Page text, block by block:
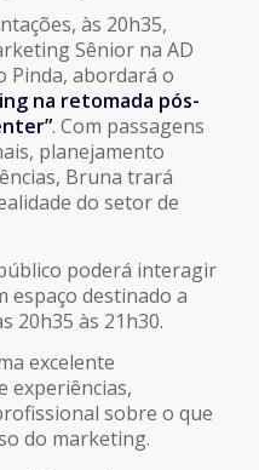
às 20h35,
Sênior na AD
Pinda, abordará o
na retomada pós-
. Com passagens
planejamento
Bruna trará
do setor de
poderá interagir
espaço destinado a
20h35 às 21h30.
excelente
experiências,
sobre o que
do marketing.